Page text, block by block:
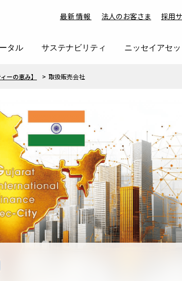
最新情報 法人のお客さま 採用
タル サステナビリティ ニッセイアセ
ーの恵み】 取扱販売会社